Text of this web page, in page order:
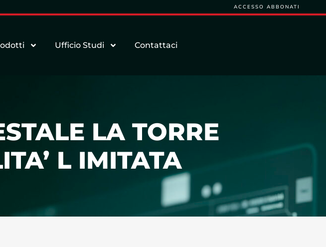
ACCESSO ABBONATI
Ufficio Studi Contattaci
LA TORRE
L IMITATA